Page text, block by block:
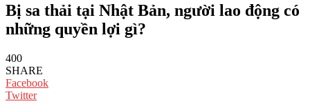
Bị sa thải tại Nhật Bản, người lao động có
những quyền lợi gì?
400
SHARE
Facebook
Twitter